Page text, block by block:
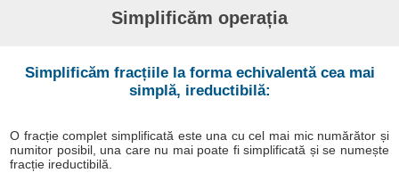
Simplificăm operația
Simplificăm fracțiile la forma echivalentă cea mai
simplă, ireductibilă:
O fracție complet simplificată este una cu cel mai mic numărător și
numitor posibil, una care nu mai poate fi simplificată și se numește
fracție ireductibilă.